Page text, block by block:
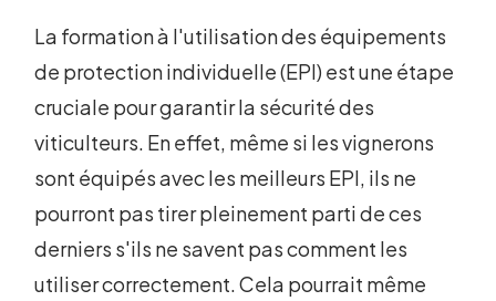
La formation à l'utilisation des équipements
de protection individuelle (EPI) est une étape
cruciale pour garantir la sécurité des
viticulteurs. En effet, même si les vignerons
sont équipés avec les meilleurs EPI, ils ne
pourront pas tirer pleinement parti de ces
derniers s'ils ne savent pas comment les
utiliser correctement. Cela pourrait même